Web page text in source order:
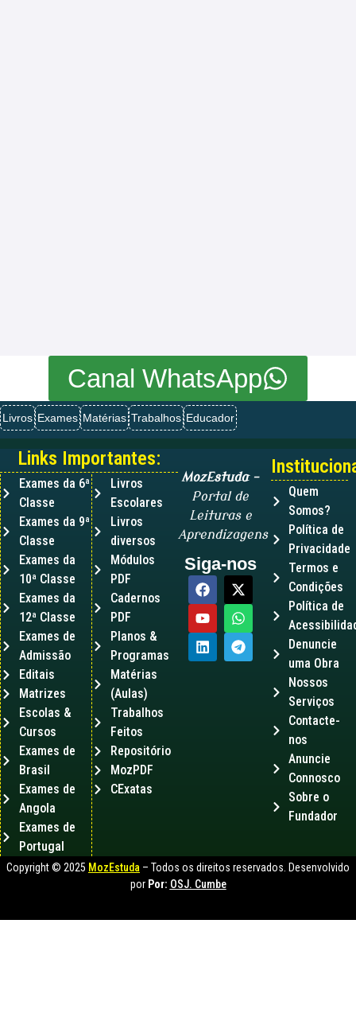
Canal WhatsApp
Livros Exames Matérias Trabalhos Educador
MozEstuda–
Portal de
Leituras e
Aprendizagens
Siga-nos
Quem
Somos?
Política de
Privacidade
Termos e
Condições
Política de
Denuncie
uma Obra
Nossos
Serviços
Contacte-
nos
Anuncie
Connosco
Sobre o
Fundador
Links Importantes:
Exames da 6ª
Classe
Exames da 9ª
Classe
Exames da
10ª Classe
Exames da
12ª Classe
Exames de
Admissão
Editais
Matrizes
Escolas &
Cursos
Exames de
Brasil
Exames de
Angola
Exames de
Portugal
Livros
Escolares
Livros
diversos
Módulos
PDF
Cadernos
PDF
Planos &
Programas
Matérias
(Aulas)
Trabalhos
Feitos
Repositório
MozPDF
CExatas
Copyright © 2025 MozEstuda – Todos os direitos reservados. Desenvolvido
por Por: OSJ. Cumbe